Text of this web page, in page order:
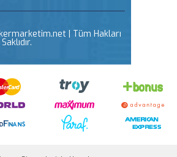
| Tüm Hakları
Saklıdır.